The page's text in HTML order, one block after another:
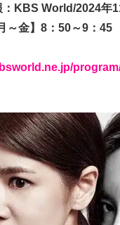
KBS World/2024年
～金】8：50～9：45